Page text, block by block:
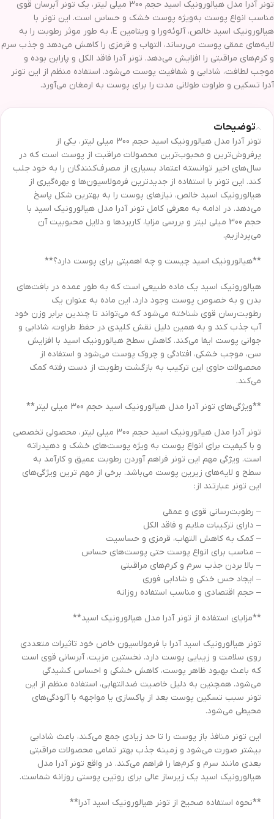
تونر آدرا مدل هیالورونیک اسید حجم 300 میلی لیتر، یک تونر آبرسان قوی
مناسب انواع پوست به‌ویژه پوست خشک و حساس است. این تونر با
هیالورونیک اسید خالص، آلوئه‌ورا و ویتامین E، به طور موثر رطوبت را به
لایه‌های عمقی پوست می‌رساند، التهاب و قرمزی را کاهش می‌دهد و جذب سرم
و کرم‌های مراقبتی را افزایش می‌دهد. تونر آدرا فاقد الکل و پارابن بوده و
موجب لطافت، شادابی و شفافیت پوست می‌شود. استفاده منظم از این تونر
آدرا تسکین و طراوت طولانی مدت را برای پوست به ارمغان می‌آورد.
توضیحات
تونر آدرا مدل هیالورونیک اسید حجم 300 میلی لیتر، یکی از
پرفروش‌ترین و محبوب‌ترین محصولات مراقبت از پوست است که در
سال‌های اخیر توانسته اعتماد بسیاری از مصرف‌کنندگان را به خود جلب
کند. این تونر با استفاده از جدیدترین فرمولاسیون‌ها و بهره‌گیری از
هیالورونیک اسید خالص، نیازهای پوست را به بهترین شکل پاسخ
می‌دهد. در ادامه به معرفی کامل تونر آدرا مدل هیالورونیک اسید با
حجم 300 میلی لیتر و بررسی مزایا، کاربردها و دلایل محبوبیت آن
می‌پردازیم.
**هیالورونیک اسید چیست و چه اهمیتی برای پوست دارد؟**
هیالورونیک اسید یک ماده طبیعی است که به طور عمده در بافت‌های
بدن و به خصوص پوست وجود دارد. این ماده به عنوان یک
رطوبت‌رسان قوی شناخته می‌شود که می‌تواند تا چندین برابر وزن خود
آب جذب کند و به همین دلیل نقش کلیدی در حفظ طراوت، شادابی و
جوانی پوست ایفا می‌کند. کاهش سطح هیالورونیک اسید با افزایش
سن، موجب خشکی، افتادگی و چروک پوست می‌شود و استفاده از
محصولات حاوی این ترکیب به بازگشت رطوبت از دست رفته کمک
می‌کند.
**ویژگی‌های تونر آدرا مدل هیالورونیک اسید حجم 300 میلی لیتر**
تونر آدرا مدل هیالورونیک اسید حجم 300 میلی لیتر، محصولی تخصصی
و با کیفیت برای انواع پوست به ویژه پوست‌های خشک و دهیدراته
است. ویژگی مهم این تونر فراهم آوردن رطوبت عمیق و کارآمد به
سطح و لایه‌های زیرین پوست می‌باشد. برخی از مهم ترین ویژگی‌های
این تونر عبارتند از:
– رطوبت‌رسانی قوی و عمقی
– دارای ترکیبات ملایم و فاقد الکل
– کمک به کاهش التهاب، قرمزی و حساسیت
– مناسب برای انواع پوست حتی پوست‌های حساس
– بالا بردن جذب سرم و کرم‌های مراقبتی
– ایجاد حس خنکی و شادابی فوری
– حجم اقتصادی و مناسب استفاده روزانه
**مزایای استفاده از تونر آدرا مدل هیالورونیک اسید**
تونر هیالورونیک اسید آدرا با فرمولاسیون خاص خود تاثیرات متعددی
روی سلامت و زیبایی پوست دارد. نخستین مزیت، آبرسانی قوی است
که باعث بهبود ظاهر پوست، کاهش خشکی و احساس کشیدگی
می‌شود. همچنین به دلیل خاصیت ضدالتهابی، استفاده منظم از این
تونر سبب تسکین پوست بعد از پاکسازی یا مواجهه با آلودگی‌های
محیطی می‌شود.
این تونر منافذ باز پوست را تا حد زیادی جمع می‌کند، باعث شادابی
بیشتر صورت می‌شود و زمینه جذب بهتر تمامی محصولات مراقبتی
بعدی مانند سرم و کرم‌ها را فراهم می‌کند. در واقع تونر آدرا مدل
هیالورونیک اسید یک زیرساز عالی برای روتین پوستی روزانه شماست.
**نحوه استفاده صحیح از تونر هیالورونیک اسید آدرا**